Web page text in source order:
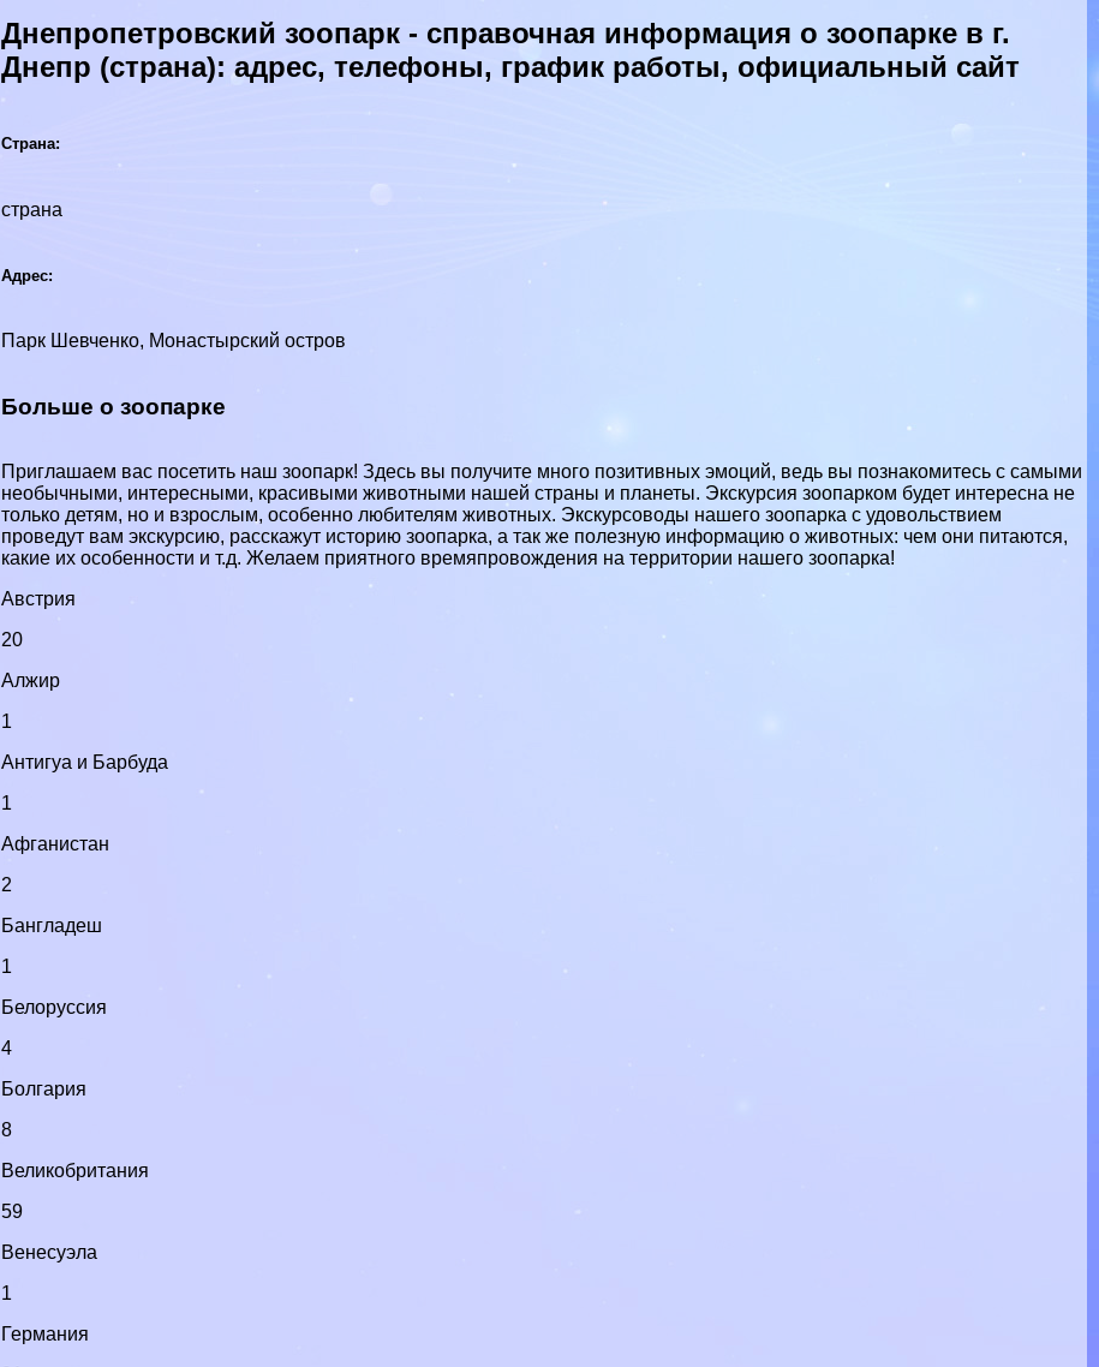
Днепропетровский зоопарк - справочная информация о зоопарке в г.
Днепр (страна): адрес, телефоны, график работы, официальный сайт
Страна:
страна
Адрес:
Парк Шевченко, Монастырский остров
Больше о зоопарке
Приглашаем вас посетить наш зоопарк! Здесь вы получите много позитивных эмоций, ведь вы познакомитесь с самыми
необычными, интересными, красивыми животными нашей страны и планеты. Экскурсия зоопарком будет интересна не
только детям, но и взрослым, особенно любителям животных. Экскурсоводы нашего зоопарка с удовольствием
проведут вам экскурсию, расскажут историю зоопарка, а так же полезную информацию о животных: чем они питаются,
какие их особенности и т.д. Желаем приятного времяпровождения на территории нашего зоопарка!
Австрия
20
Алжир
1
Антигуа и Барбуда
1
Афганистан
2
Бангладеш
1
Белоруссия
4
Болгария
8
Великобритания
59
Венесуэла
1
Германия